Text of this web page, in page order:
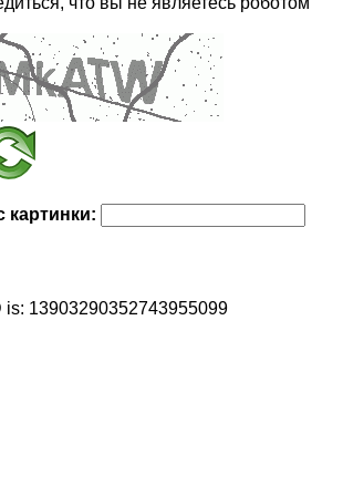
картинки:
is: 13903290352743955099